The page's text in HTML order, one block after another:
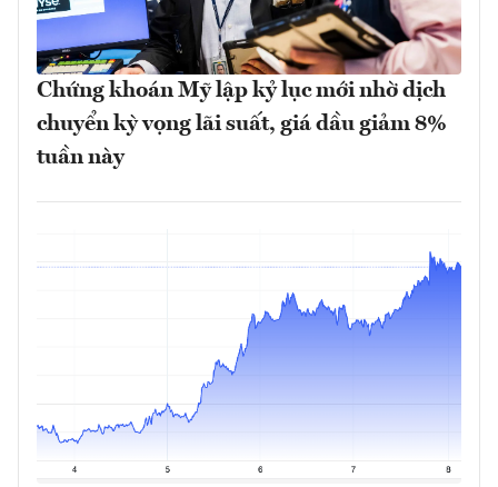
Chứng khoán Mỹ lập kỷ lục mới nhờ dịch
chuyển kỳ vọng lãi suất, giá dầu giảm 8%
tuần này